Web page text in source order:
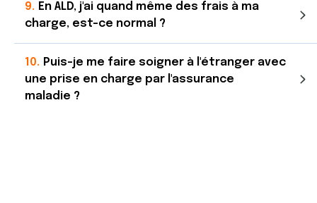
En ALD, j'ai quand même des frais à ma
charge, est-ce normal ?
Puis-je me faire soigner à l'étranger avec
une prise en charge par l'assurance
maladie ?